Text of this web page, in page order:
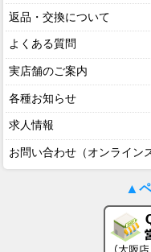
返品・交換について
よくある質問
実店舗のご案内
各種お知らせ
求人情報
お問い合わせ（オンライン
▲